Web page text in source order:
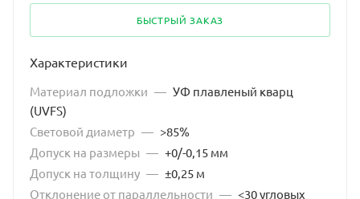
БЫСТРЫЙ ЗАКАЗ
Характеристики
Материал подложки — УФ плавленый кварц
(UVFS)
Световой диаметр — >85%
Допуск на размеры — +0/-0,15 мм
Допуск на толщину — ±0,25 м
Отклонение от параллельности — <30 угловых